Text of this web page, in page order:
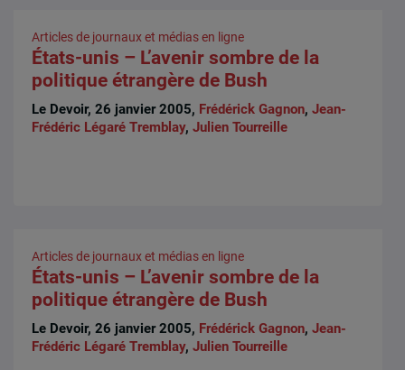
Articles de journaux et médias en ligne
États-unis – L’avenir sombre de la
politique étrangère de Bush
Le Devoir, 26 janvier 2005, Frédérick Gagnon,Jean-
Frédéric Légaré Tremblay,Julien Tourreille
Articles de journaux et médias en ligne
États-unis – L’avenir sombre de la
politique étrangère de Bush
Le Devoir, 26 janvier 2005, Frédérick Gagnon,Jean-
Frédéric Légaré Tremblay,Julien Tourreille